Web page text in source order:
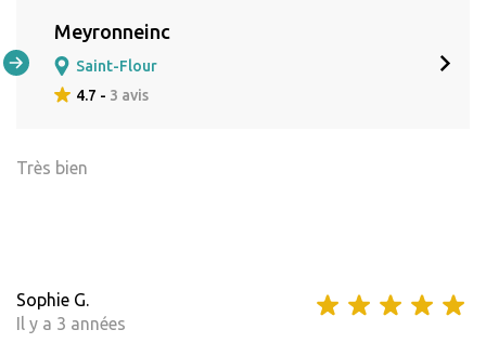
Meyronneinc
Saint-Flour
4.7 - 3 avis
Très bien
Sophie G.
Il y a 3 années